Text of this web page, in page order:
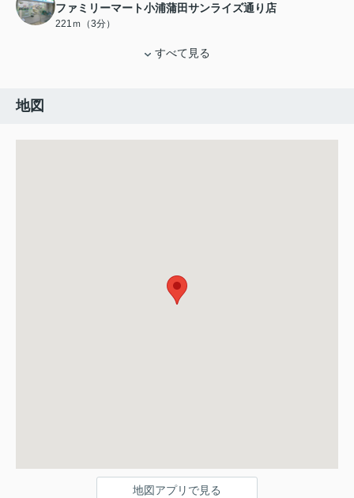
ファミリーマート小浦蒲田サンライズ通り店
221ｍ（3分）
すべて見る
地図
地図アプリで見る